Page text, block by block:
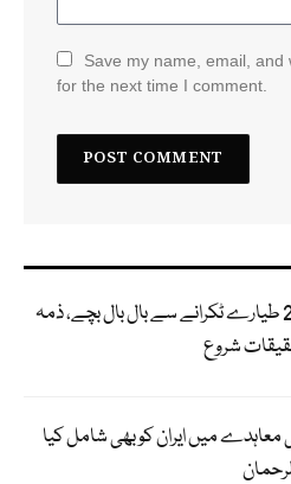
Save my name, email,
for the next time I comment.
سڈنی ایئرپورٹ پر 2 طیارے ٹکرانے سے بال بال بچے، ذمہ
شروع
میں ایران کو بھی شامل کیا